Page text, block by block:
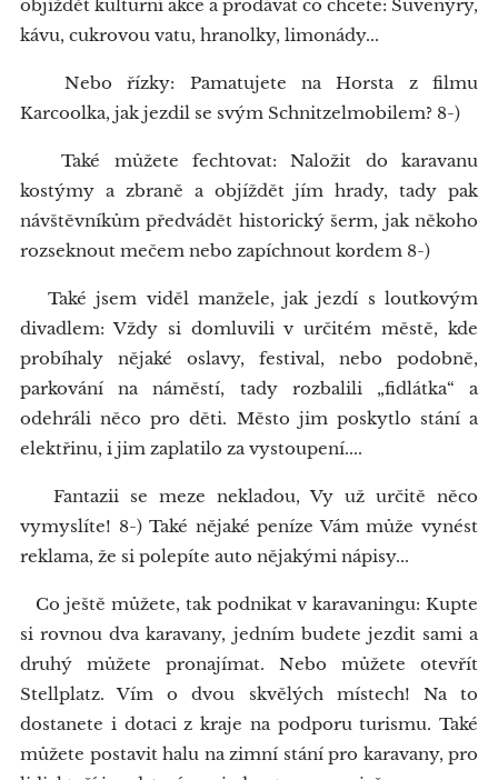
objíždět kulturní akce a prodávat co chcete: Suvenýry,
kávu, cukrovou vatu, hranolky, limonády...
Nebo řízky: Pamatujete na Horsta z filmu
Karcoolka, jak jezdil se svým Schnitzelmobilem? 8-)
Také můžete fechtovat: Naložit do karavanu
kostýmy a zbraně a objíždět jím hrady, tady pak
návštěvníkům předvádět historický šerm, jak někoho
rozseknout mečem nebo zapíchnout kordem 8-)
Také jsem viděl manžele, jak jezdí s loutkovým
divadlem: Vždy si domluvili v určitém městě, kde
probíhaly nějaké oslavy, festival, nebo podobně,
parkování na náměstí, tady rozbalili „fidlátka“ a
odehráli něco pro děti. Město jim poskytlo stání a
elektřinu, i jim zaplatilo za vystoupení....
Fantazii se meze nekladou, Vy už určitě něco
vymyslíte! 8-) Také nějaké peníze Vám může vynést
reklama, že si polepíte auto nějakými nápisy...
Co ještě můžete, tak podnikat v karavaningu: Kupte
si rovnou dva karavany, jedním budete jezdit sami a
druhý můžete pronajímat. Nebo můžete otevřít
Stellplatz. Vím o dvou skvělých místech! Na to
dostanete i dotaci z kraje na podporu turismu. Také
můžete postavit halu na zimní stání pro karavany, pro